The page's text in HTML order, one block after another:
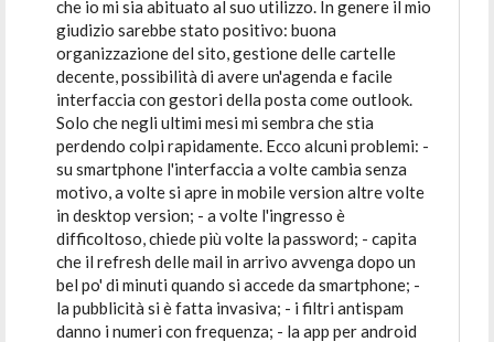
che io mi sia abituato al suo utilizzo. In genere il mio
giudizio sarebbe stato positivo: buona
organizzazione del sito, gestione delle cartelle
decente, possibilità di avere un'agenda e facile
interfaccia con gestori della posta come outlook.
Solo che negli ultimi mesi mi sembra che stia
perdendo colpi rapidamente. Ecco alcuni problemi: -
su smartphone l'interfaccia a volte cambia senza
motivo, a volte si apre in mobile version altre volte
in desktop version; - a volte l'ingresso è
difficoltoso, chiede più volte la password; - capita
che il refresh delle mail in arrivo avvenga dopo un
bel po' di minuti quando si accede da smartphone; -
la pubblicità si è fatta invasiva; - i filtri antispam
danno i numeri con frequenza; - la app per android